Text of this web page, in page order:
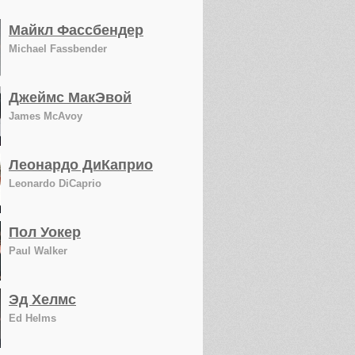
Майкл Фассбендер
Michael Fassbender
Джеймс МакЭвой
James McAvoy
Леонардо ДиКаприо
Leonardo DiCaprio
Пол Уокер
Paul Walker
Эд Хелмс
Ed Helms